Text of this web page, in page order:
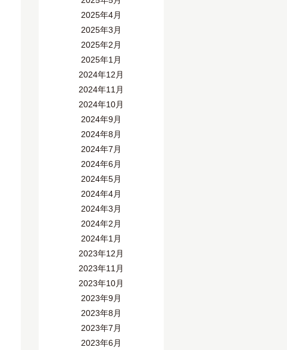
2025年4月
2025年3月
2025年2月
2025年1月
2024年12月
2024年11月
2024年10月
2024年9月
2024年8月
2024年7月
2024年6月
2024年5月
2024年4月
2024年3月
2024年2月
2024年1月
2023年12月
2023年11月
2023年10月
2023年9月
2023年8月
2023年7月
2023年6月